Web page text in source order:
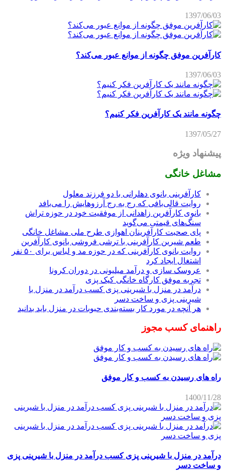
1397/06/03
کارآفرین موفق چگونه از موانع عبور می‌کند؟
1397/06/03
چگونه مانند یک کارآفرین فکر کنیم؟
1397/05/27
پیشنهاد ویژه
مشاغل خانگی
کارآفرینی بانوی دهلرانی با دو فرزند معلول
روایت قالی‌بافی که رج به رج آرزوهایش را می‌بافد
بانوی کارآفرین زاهدانی از موفقیت خود در حوزه تراش
سنگ‌های قیمتی می‌گوید
پای صحبت کارآفرینان اهوازی طرح ملی مشاغل خانگی
طعم شیرین کارآفرینی با ترشی فروشی بانوی کارآفرین
روایت بانوی کارآفرینی که در حوزه مد و لباس برای ۵۰ نفر
اشتغال ایجاد کرد
عروسک سازی و درآمد میلیونی در دوران کرونا
تجربه موفق کارگاه خانگی کیک پزی
درآمد در منزل با شیرینی پزی کسب درآمد در منزل با
شیرینی پزی و ساخت دسر
هر آنچه در مورد کار بسته‌بندی حبوبات در منزل باید بدانید
راهنمای کسب مجوز
راه های رسیدن به کسب و کار موفق
1400/11/28
درآمد در منزل با شیرینی پزی کسب درآمد در منزل با شیرینی پزی
و ساخت دسر